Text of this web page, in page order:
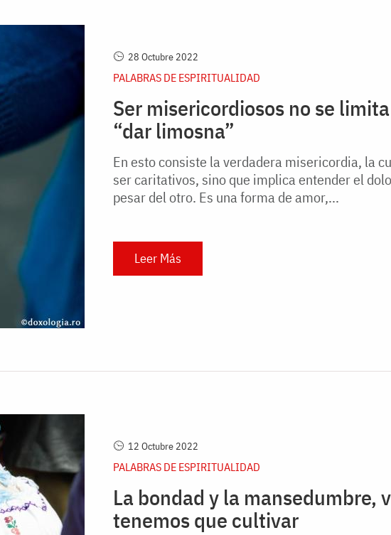
28 Octubre 2022
PALABRAS DE ESPIRITUALIDAD
Ser misericordiosos no se
“dar limosna”
En esto consiste la verdadera misericordia, la
ser caritativos, sino que implica entender el
pesar del otro. Es una forma de amor,...
Leer Más
12 Octubre 2022
PALABRAS DE ESPIRITUALIDAD
La bondad y la mansedumbre,
tenemos que cultivar